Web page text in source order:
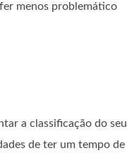
menos problemático
a classificação do seu
de ter um tempo de